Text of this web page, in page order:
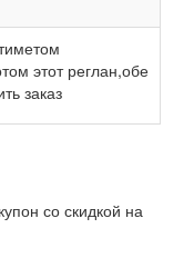
этот реглан,обе
заказ
со скидкой на